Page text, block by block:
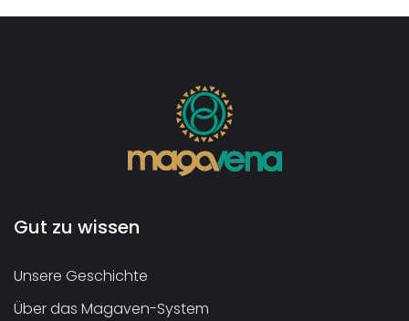
Gut zu wissen
Unsere Geschichte
Über das Magaven-System